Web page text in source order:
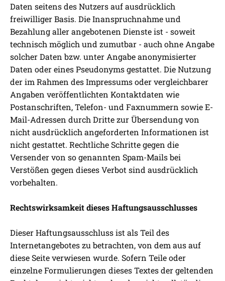
Daten seitens des Nutzers auf ausdrücklich
freiwilliger Basis. Die Inanspruchnahme und
Bezahlung aller angebotenen Dienste ist - soweit
technisch möglich und zumutbar - auch ohne Angabe
solcher Daten bzw. unter Angabe anonymisierter
Daten oder eines Pseudonyms gestattet. Die Nutzung
der im Rahmen des Impressums oder vergleichbarer
Angaben veröffentlichten Kontaktdaten wie
Postanschriften, Telefon- und Faxnummern sowie E-
Mail-Adressen durch Dritte zur Übersendung von
nicht ausdrücklich angeforderten Informationen ist
nicht gestattet. Rechtliche Schritte gegen die
Versender von so genannten Spam-Mails bei
Verstößen gegen dieses Verbot sind ausdrücklich
vorbehalten.
Rechtswirksamkeit dieses Haftungsausschlusses
Dieser Haftungsausschluss ist als Teil des
Internetangebotes zu betrachten, von dem aus auf
diese Seite verwiesen wurde. Sofern Teile oder
einzelne Formulierungen dieses Textes der geltenden